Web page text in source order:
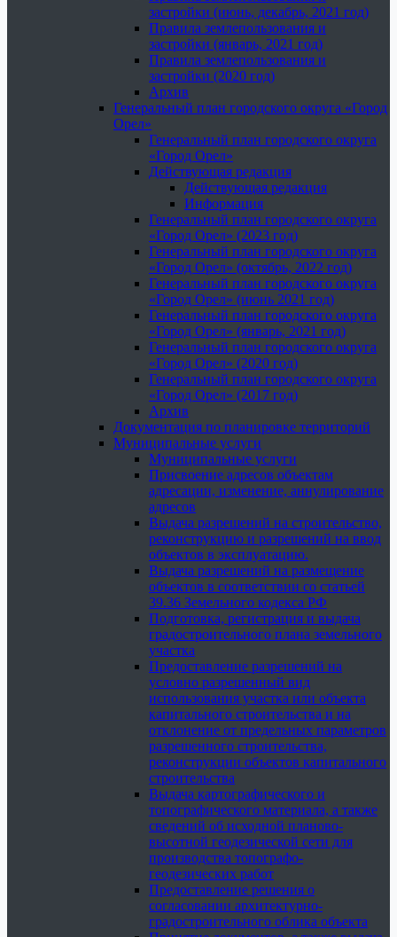
застройки (июнь, декабрь, 2021 год)
Правила землепользования и
застройки (январь, 2021 год)
Правила землепользования и
застройки (2020 год)
Архив
Генеральный план городского округа «Город
Орел»
Генеральный план городского округа
«Город Орел»
Действующая редакция
Действующая редакция
Информация
Генеральный план городского округа
«Город Орел» (2023 год)
Генеральный план городского округа
«Город Орел» (октябрь, 2022 год)
Генеральный план городского округа
«Город Орел» (июнь 2021 год)
Генеральный план городского округа
«Город Орел» (январь, 2021 год)
Генеральный план городского округа
«Город Орел» (2020 год)
Генеральный план городского округа
«Город Орел» (2017 год)
Архив
Документация по планировке территорий
Муниципальные услуги
Муниципальные услуги
Присвоение адресов объектам
адресации, изменение, аннулирование
адресов
Выдача разрешений на строительство,
реконструкцию и разрешений на ввод
объектов в эксплуатацию.
Выдача разрешений на размещение
объектов в соответствии со статьей
39.36 Земельного кодекса РФ
Подготовка, регистрация и выдача
градостроительного плана земельного
участка
Предоставление разрешений на
условно разрешенный вид
использования участка или объекта
капитального строительства и на
отклонение от предельных параметров
разрешенного строительства,
реконструкции объектов капитального
строительства
Выдача картографического и
топографического материала, а также
сведений об исходной планово-
высотной геодезической сети для
производства топографо-
геодезических работ
Предоставление решения о
согласовании архитектурно-
градостроительного облика объекта